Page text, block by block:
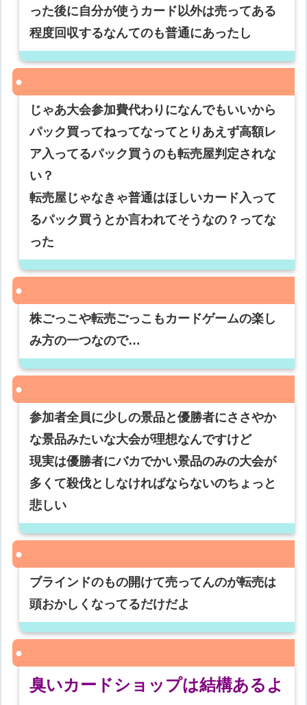
った後に自分が使うカード以外は売ってある
程度回収するなんてのも普通にあったし
じゃあ大会参加費代わりになんでもいいから
パック買ってねってなってとりあえず高額レ
ア入ってるパック買うのも転売屋判定されな
い？
転売屋じゃなきゃ普通はほしいカード入って
るパック買うとか言われてそうなの？ってな
った
株ごっこや転売ごっこもカードゲームの楽し
み方の一つなので…
参加者全員に少しの景品と優勝者にささやか
な景品みたいな大会が理想なんですけど
現実は優勝者にバカでかい景品のみの大会が
多くて殺伐としなければならないのちょっと
悲しい
ブラインドのもの開けて売ってんのが転売は
頭おかしくなってるだけだよ
臭いカードショップは結構あるよ